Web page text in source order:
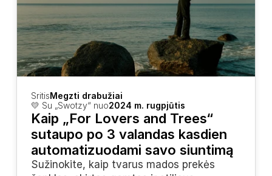
SritisMegzti drabužiai
💛 Su „Swotzy“ nuo2024 m. rugpjūtis
Kaip „For Lovers and Trees“
sutaupo po 3 valandas kasdien
automatizuodami savo siuntimą
Sužinokite, kaip tvarus mados prekės